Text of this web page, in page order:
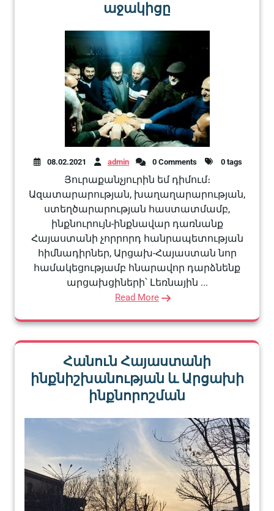
աջակիցը
08.02.2021 admin 0 Comments 0 tags
Յուրաքանչյուրին եմ դիմում։
Ազատարարության, խաղաղարարության,
ստեղծարարության հաստատմամբ,
ինքնուրույն-ինքնավար դառնանք
Հայաստանի չորրորդ հանրապետության
հիմնադիրներ, Արցախ-Հայաստան նոր
համակեցությամբ հնարավոր դարձնենք
արցախցիների՝ Լեռնային ...
Read More
Հանուն Հայաստանի
ինքնիշխանության և Արցախի
ինքնորոշման